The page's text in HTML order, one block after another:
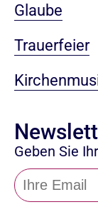
Glaube
Trauerfeier
Geben Sie